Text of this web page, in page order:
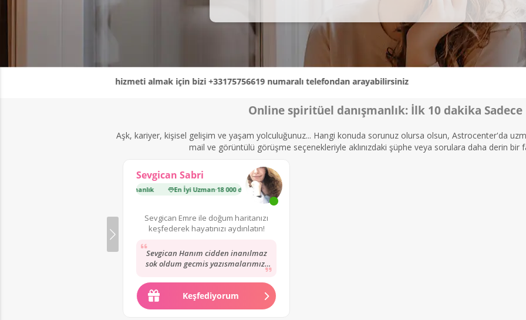
📞 Koçluk hizmeti almak için bizi +33175756619 numaralı telefondan arayabilirsiniz
Online spiritüel danışmanlık: İlk 10 dakika Sadece
Aşk, kariyer, kişisel gelişim ve yaşam yolculuğunuz... Hangi konuda sorunuz olursa olsun, Astrocenter'da
mail ve görüntülü görüşme seçenekleriyle aklınızdaki şüphe veya sorulara daha derin bir
Sevgican Sabri
18 000 danışmanlık En İyi Uzman·18 000 danışmanlık
Sevgican Emre ile doğum haritanızı
keşfederek hayatınızı aydınlatın!
Sevgican Hanım cidden inanılmaz
sok oldum gecmis yazısmalarımızı
yasadım. kendisi...
Keşfediyorum